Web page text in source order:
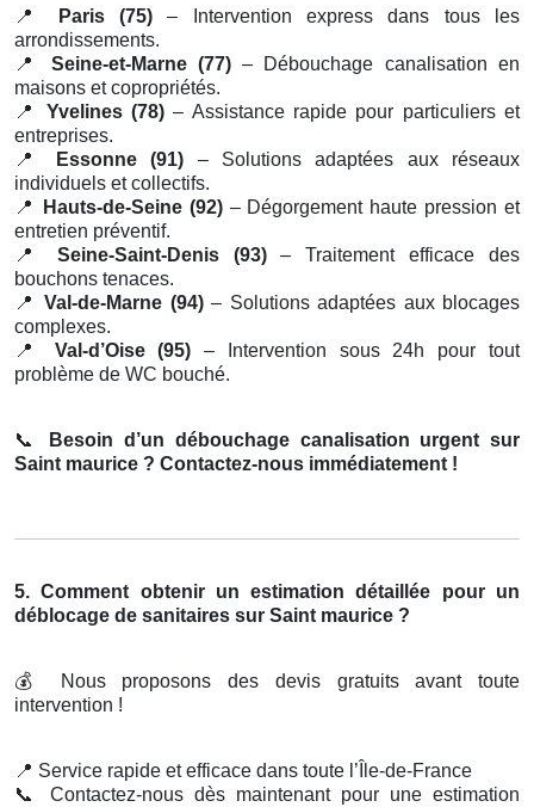
📍 Paris (75) – Intervention express dans tous les
arrondissements.
📍
Seine-et-Marne (77)– Débouchage canalisation en
maisons et copropriétés.
📍
Yvelines (78) – Assistance rapide pour particuliers et
entreprises.
📍
Essonne (91) – Solutions adaptées aux réseaux
individuels et collectifs.
📍
Hauts-de-Seine (92)– Dégorgement haute pression et
entretien préventif.
📍
Seine-Saint-Denis (93)– Traitement efficace des
bouchons tenaces.
📍
Val-de-Marne (94)– Solutions adaptées aux blocages
complexes.
📍
Val-d’Oise (95) – Intervention sous 24h pour tout
problème de WC bouché.
📞
Besoin d’un débouchage canalisation urgent sur
Saint maurice ? Contactez-nous immédiatement !
5. Comment obtenir un estimation détaillée pour un
déblocage de sanitaires sur Saint maurice ?
💰
Nous proposons des devis gratuits avant toute
intervention !
📍 Service rapide et efficace dans toute l’Île-de-France
📞
Contactez-nous dès maintenant pour une estimation